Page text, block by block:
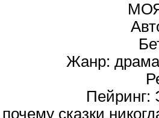
Жанр:
Пейринг:
сказки